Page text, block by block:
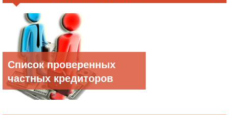
Список проверенных
частных кредиторов